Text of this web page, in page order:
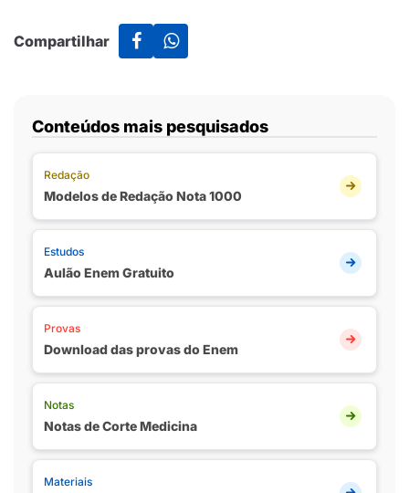
Compartilhar
Conteúdos mais pesquisados
Redação
Modelos de Redação Nota 1000
Estudos
Aulão Enem Gratuito
Provas
Download das provas do Enem
Notas
Notas de Corte Medicina
Materiais